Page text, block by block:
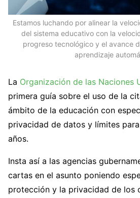
Estamos luchando por alinear la
del sistema educativo con la
progreso tecnológico y el avance
aprendizaje
La Organización de las Naciones
primera guía sobre el uso de la
ámbito de la educación con
privacidad de datos y límites
años.
Insta así a las agencias
cartas en el asunto poniendo
protección y la privacidad de los